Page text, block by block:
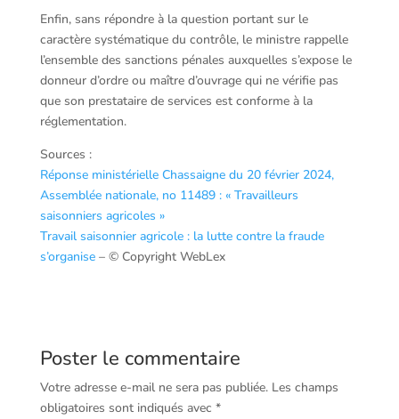
Enfin, sans répondre à la question portant sur le
caractère systématique du contrôle, le ministre rappelle
l’ensemble des sanctions pénales auxquelles s’expose le
donneur d’ordre ou maître d’ouvrage qui ne vérifie pas
que son prestataire de services est conforme à la
réglementation.
Sources :
Réponse ministérielle Chassaigne du 20 février 2024,
Assemblée nationale, no 11489 : « Travailleurs
saisonniers agricoles »
Travail saisonnier agricole : la lutte contre la fraude
s’organise– © Copyright WebLex
Poster le commentaire
Votre adresse e-mail ne sera pas publiée. Les champs
obligatoires sont indiqués avec *